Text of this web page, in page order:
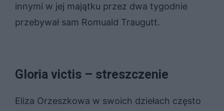
innymi w jej majątku przez dwa tygodnie
przebywał sam Romuald Traugutt.
Gloria victis – streszczenie
Eliza Orzeszkowa w swoich dziełach często